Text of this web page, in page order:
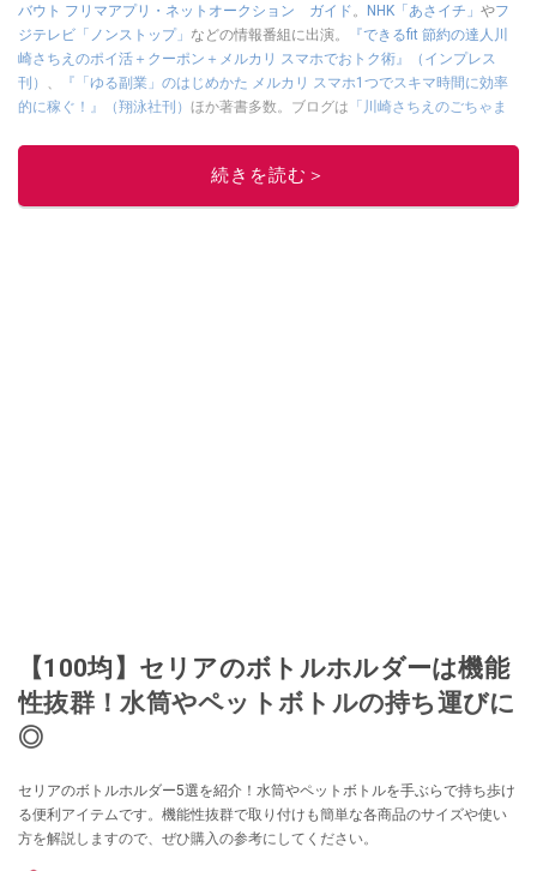
バウト フリマアプリ・ネットオークション ガイド。 NHK「あさイチ」 やフ
ジテレビ「ノンストップ」 などの情報番組に出演。
『できるfit 節約の達人川
崎さちえのポイ活＋クーポン＋メルカリ スマホでおトク術』（インプレス
刊） 、
『「ゆる副業」のはじめかた メルカリ スマホ1つでスキマ時間に効率
的に稼ぐ！』（翔泳社刊） ほか著書多数。ブログは 「川崎さちえのごちゃま
■経歴：2003年、夫が子育てをするために、突然会社を辞める。翌月からの
給料が０円になり、家にいながら、しかも空いた時間でできるオークション
に目をつける。しかし、取引の仕方がわからずに、まずは落札者として参
続きを読む＞
【100均】セリアのボトルホルダーは機能
性抜群！水筒やペットボトルの持ち運びに
◎
セリアのボトルホルダー5選を紹介！水筒やペットボトルを手ぶらで持ち歩け
る便利アイテムです。機能性抜群で取り付けも簡単な各商品のサイズや使い
方を解説しますので、ぜひ購入の参考にしてください。